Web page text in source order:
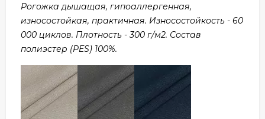
Рогожка дышащая, гипоаллергенная,
износостойкая, практичная. Износостойкость - 60
000 циклов. Плотность - 300 г/м2. Состав
полиэстер (PES) 100%.